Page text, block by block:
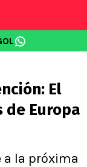
El
Europa
a la próxima